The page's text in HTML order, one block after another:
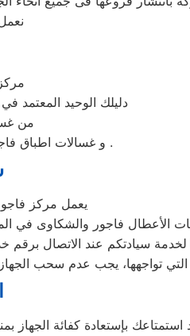
دليلك الوحيد المعتمد
من
و غسالات اطباق فاجور مصر و الميكروويف و البوتجازات و الديب فريزر المبردات .
يعمل مركز فاجور في المعادى
استمتاعك بإستعادة كفائة